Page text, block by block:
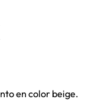
en color beige.